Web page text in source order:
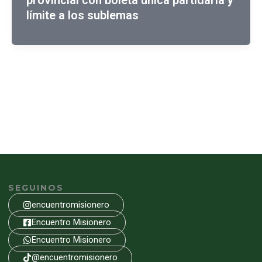
límite a los sublemas
SEGUINOS
encuentromisionero
Encuentro Misionero
Encuentro Misionero
@encuentromisionero